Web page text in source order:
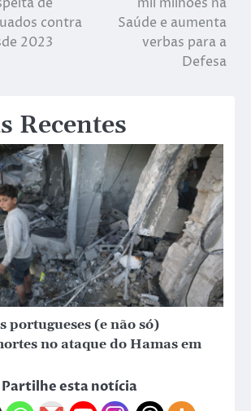
contra
2023
Saúde e aumenta
verbas para a
Defesa
Recentes
portugueses (e não só)
no ataque do Hamas em
Partilhe esta notícia